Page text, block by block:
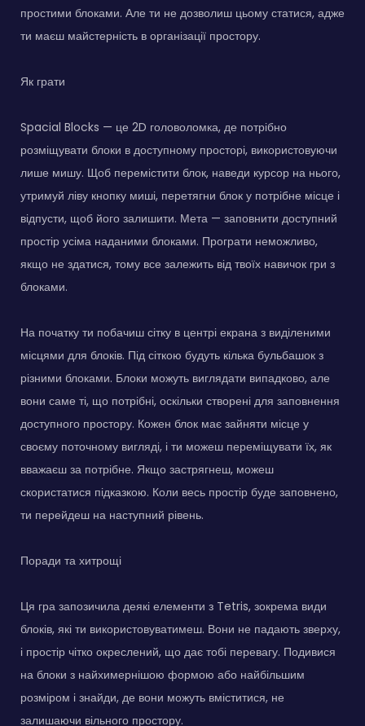
простими блоками. Але ти не дозволиш цьому статися, адже
ти маєш майстерність в організації простору.
Як грати
Spacial Blocks — це 2D головоломка, де потрібно
розміщувати блоки в доступному просторі, використовуючи
лише мишу. Щоб перемістити блок, наведи курсор на нього,
утримуй ліву кнопку миші, перетягни блок у потрібне місце і
відпусти, щоб його залишити. Мета — заповнити доступний
простір усіма наданими блоками. Програти неможливо,
якщо не здатися, тому все залежить від твоїх навичок гри з
блоками.
На початку ти побачиш сітку в центрі екрана з виділеними
місцями для блоків. Під сіткою будуть кілька бульбашок з
різними блоками. Блоки можуть виглядати випадково, але
вони саме ті, що потрібні, оскільки створені для заповнення
доступного простору. Кожен блок має зайняти місце у
своєму поточному вигляді, і ти можеш переміщувати їх, як
вважаєш за потрібне. Якщо застрягнеш, можеш
скористатися підказкою. Коли весь простір буде заповнено,
ти перейдеш на наступний рівень.
Поради та хитрощі
Ця гра запозичила деякі елементи з Tetris, зокрема види
блоків, які ти використовуватимеш. Вони не падають зверху,
і простір чітко окреслений, що дає тобі перевагу. Подивися
на блоки з найхимернішою формою або найбільшим
розміром і знайди, де вони можуть вміститися, не
залишаючи вільного простору.